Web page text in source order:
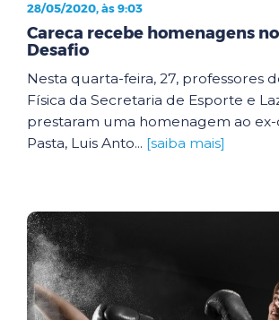
28/05/2020, às 9:03
Careca recebe homenagens
Desafio
Nesta quarta-feira, 27, professores
Física da Secretaria de Esporte e
prestaram uma homenagem ao
Pasta, Luis Anto... [saiba mais]